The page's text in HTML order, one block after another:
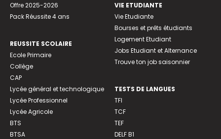
Offre 2025-2026
Pack Réussite 4 ans
REUSSITE SCOLAIRE
Ecole Primaire
Collège
CAP
Lycée général et technologique
Lycée Professionnel
Lycée Agricole
BTS
BTSA
VIE ETUDIANTE
Vie Etudiante
Bourses et prêts étudiants
Logement Etudiant
Jobs Etudiant et Alternance
Trouve ton job saisonnier
TESTS DE LANGUES
TFI
TCF
TEF
DELF B1